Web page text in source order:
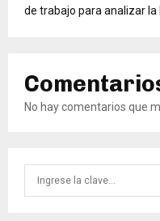
de trabajo para analizar la
No hay comentarios que